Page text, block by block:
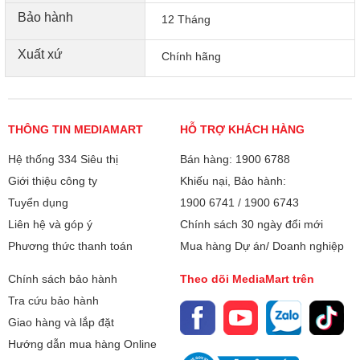
trường thông minh
Tai nghe JBL Tune Beam 2 được trang bị tính năng Chống
ồn chủ động Thích ứng (Adaptive Noise Cancelling) để loại
(Ambient Aware) điều chỉnh mức độ âm thanh bên ngoài
mà bạn muốn nghe, trong khi Xuyên âm (TalkThru) để bạn
dễ dàng đàm thoại mà không cần tháo tai nghe.
Bảo hành 12 Tháng
Xuất xứ Chính hãng
THÔNG TIN MEDIAMART
Hệ thống 334 Siêu thị
Giới thiệu công ty
Tuyển dụng
Liên hệ và góp ý
Phương thức thanh toán
HỖ TRỢ KHÁCH HÀNG
Bán hàng: 1900 6788
Khiếu nại, Bảo hành:
1900 6741 / 1900 6743
Chính sách 30 ngày đổi mới
Mua hàng Dự án/ Doanh nghiệp
Chính sách bảo hành
Tra cứu bảo hành
Giao hàng và lắp đặt
Hướng dẫn mua hàng Online
Theo dõi MediaMart trên